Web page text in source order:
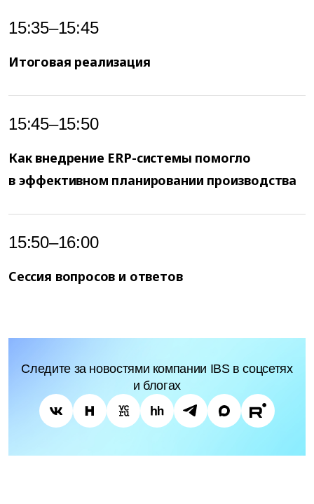
15:35–15:45
Итоговая реализация
15:45–15:50
Как внедрение ERP-системы помогло
в эффективном планировании производства
15:50–16:00
Сессия вопросов и ответов
Следите за новостями компании IBS в соцсетях
и блогах